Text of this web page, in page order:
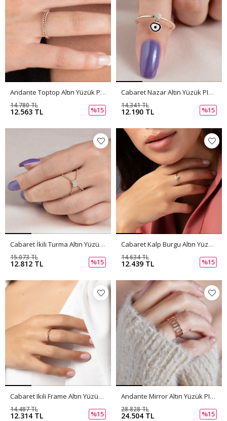
Andante Toptop Altın Yüzük PI0221
12.563 TL
14.780 TL
%15
Cabaret Nazar Altın Yüzük PI0220
12.190 TL
14.341 TL
%15
Cabaret İkili Turma Altın Yüzük PI0219
12.812 TL
15.073 TL
%15
Cabaret Kalp Burgu Altın Yüzük PI0218
12.439 TL
14.634 TL
%15
Cabaret Ikili Frame Altın Yüzük PI0217
12.314 TL
14.487 TL
%15
Andante Mirror Altın Yüzük PI0216
24.504 TL
28.828 TL
%15